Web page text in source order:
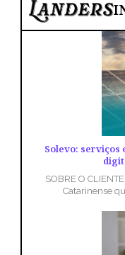
Solevo: serviços
SOBRE O
Catarinense